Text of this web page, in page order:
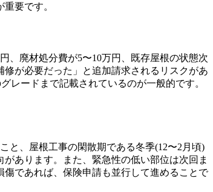
要です。
、廃材処分費が5〜10万円、既存屋根の状態次
が必要だった」と追加請求されるリスクがあ
レードまで記載されているのが一般的です。
と、屋根工事の閑散期である冬季(12〜2月頃)
あります。また、緊急性の低い部位は次回ま
であれば、保険申請も並行して進めることで